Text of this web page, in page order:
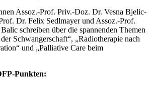
Assoz.-Prof. Priv.-Doz. Dr. Vesna Bjelic-
Dr. Felix Sedlmayer und Assoz.-Prof.
schreiben über die spannenden Themen
Schwangerschaft“, „Radiotherapie nach
und „Palliative Care beim
Punkten: